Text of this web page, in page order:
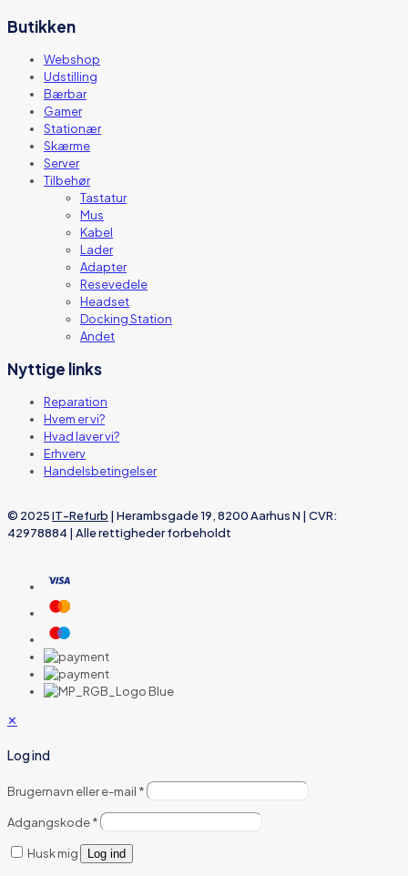
Butikken
Webshop
Udstilling
Bærbar
Gamer
Stationær
Skærme
Server
Tilbehør
Tastatur
Mus
Kabel
Lader
Adapter
Resevedele
Headset
Docking Station
Andet
Nyttige links
Reparation
Hvem er vi?
Hvad laver vi?
Erhverv
Handelsbetingelser
© 2025IT-Refurb | Herambsgade 19, 8200 Aarhus N | CVR:
42978884 | Alle rettigheder forbeholdt
✕
Log ind
Brugernavn eller e-mail *
Adgangskode*
Husk mig Log ind